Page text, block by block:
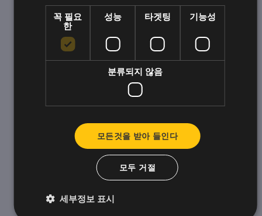
꼭 필요
한
성능 타겟팅 기능성
분류되지 않음
모든것을 받아 들인다
모두 거절
세부정보 표시